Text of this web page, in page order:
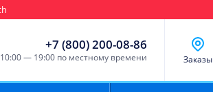
+7 (800) 200-08-86
10:00 — 19:00 по местному времени Заказы